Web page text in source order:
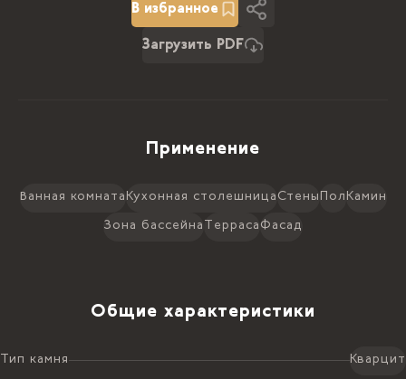
В избранное
Загрузить PDF
Применение
Ванная комната Кухонная столешница Стены Пол Камин
Зона бассейна Терраса Фасад
Общие характеристики
Тип камня Кварцит